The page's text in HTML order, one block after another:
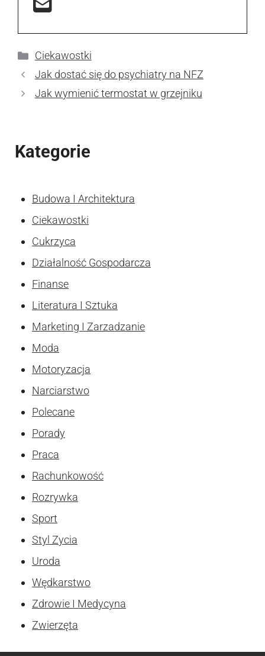
Kategorie
Ciekawostki
Jak dostać się do psychiatry na NFZ
Jak wymienić termostat w grzejniku
Kategorie
Budowa I Architektura
Ciekawostki
Cukrzyca
Działalność Gospodarcza
Finanse
Literatura I Sztuka
Marketing I Zarzadzanie
Moda
Motoryzacja
Narciarstwo
Polecane
Porady
Praca
Rachunkowość
Rozrywka
Sport
Styl Zycia
Uroda
Wędkarstwo
Zdrowie I Medycyna
Zwierzęta